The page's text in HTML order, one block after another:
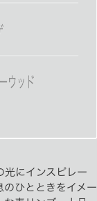
光にインスピレー
のひとときをイメー